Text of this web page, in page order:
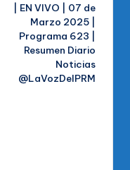
| EN VIVO | 07 de
Marzo 2025 |
Programa 623 |
Resumen Diario
Noticias
@LaVozDelPRM